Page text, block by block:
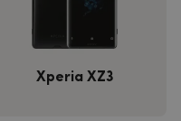
Xperia XZ3